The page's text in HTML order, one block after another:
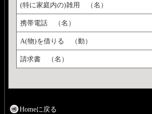
(特に家庭内の)雑用 （名）
携帯電話 （名）
A(物)を借りる （動）
請求書 （名）
Homeに戻る